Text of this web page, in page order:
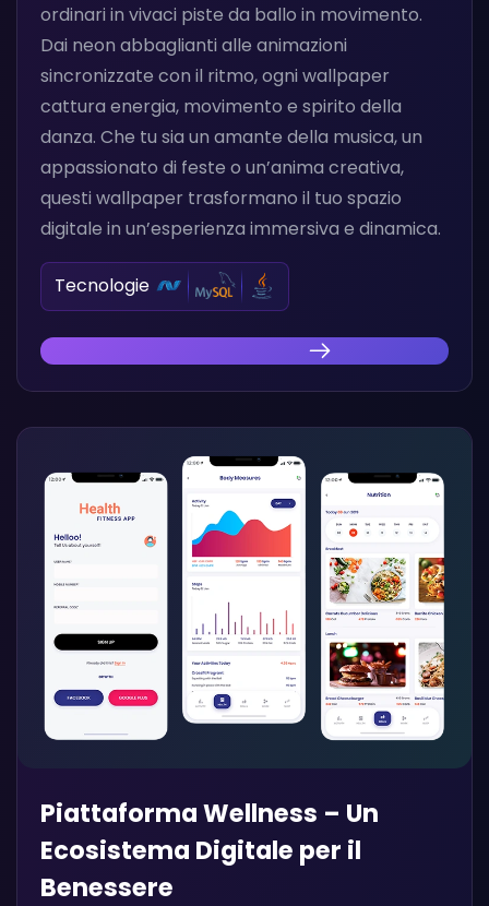
ordinari in vivaci piste da ballo in movimento.
Dai neon abbaglianti alle animazioni
sincronizzate con il ritmo, ogni wallpaper
cattura energia, movimento e spirito della
danza. Che tu sia un amante della musica, un
appassionato di feste o un’anima creativa,
questi wallpaper trasformano il tuo spazio
digitale in un’esperienza immersiva e dinamica.
Tecnologie
Scopri la nostra innovazione
Piattaforma Wellness – Un
Ecosistema Digitale per il
Benessere